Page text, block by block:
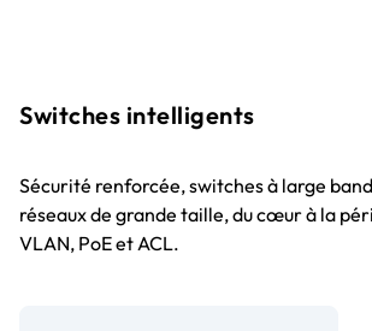
Switches intelligents
Sécurité renforcée, switches à large
réseaux de grande taille, du cœur à la
VLAN, PoE et ACL.